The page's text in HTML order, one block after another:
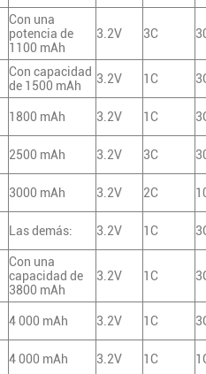
Con una
potencia de
1100 mAh
3.2V 3C
Con capacidad
de 1500 mAh
3.2V 1C
1800 mAh 3.2V 1C
2500 mAh 3.2V 3C
3000 mAh 3.2V 2C
Las demás: 3.2V 1C
Con una
capacidad de
3800 mAh
3.2V 1C
4 000 mAh 3.2V 1C
4 000 mAh 3.2V 1C